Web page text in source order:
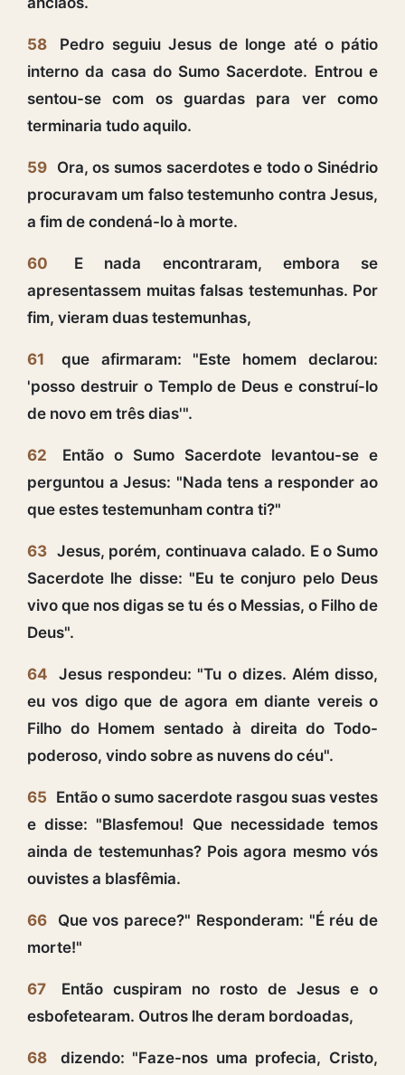
58
Pedro seguiu Jesus de longe até o pátio
interno da casa do Sumo Sacerdote. Entrou e
sentou-se com os guardas para ver como
terminaria tudo aquilo.
59 Ora, os sumos sacerdotes e todo o Sinédrio
procuravam um falso testemunho contra Jesus,
a fim de condená-lo à morte.
60
E nada encontraram, embora se
apresentassem muitas falsas testemunhas. Por
fim, vieram duas testemunhas,
61
que afirmaram: "Este homem declarou:
'posso destruir o Templo de Deus e construí-lo
de novo em três dias'".
62
Então o Sumo Sacerdote levantou-se e
perguntou a Jesus: "Nada tens a responder ao
que estes testemunham contra ti?"
63 Jesus, porém, continuava calado. E o Sumo
Sacerdote lhe disse: "Eu te conjuro pelo Deus
vivo que nos digas se tu és o Messias, o Filho de
Deus".
64
Jesus respondeu: "Tu o dizes. Além disso,
eu vos digo que de agora em diante vereis o
Filho do Homem sentado à direita do Todo-
poderoso, vindo sobre as nuvens do céu".
65 Então o sumo sacerdote rasgou suas vestes
e disse: "Blasfemou! Que necessidade temos
ainda de testemunhas? Pois agora mesmo vós
ouvistes a blasfêmia.
66
Que vos parece?" Responderam: "É réu de
morte!"
67
Então cuspiram no rosto de Jesus e o
esbofetearam. Outros lhe deram bordoadas,
68
dizendo: "Faze-nos uma profecia, Cristo,